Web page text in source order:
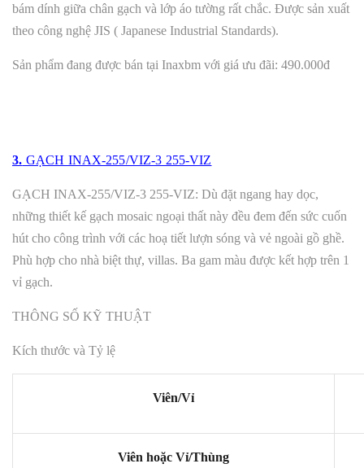
bám dính giữa chân gạch và lớp áo tường rất chắc. Được sản xuất
theo công nghệ JIS ( Japanese Industrial Standards).
Sản phẩm đang được bán tại Inaxbm với giá ưu đãi: 490.000đ
3. GẠCH INAX-255/VIZ-3 255-VIZ
GẠCH INAX-255/VIZ-3 255-VIZ: Dù đặt ngang hay dọc,
những thiết kế gạch mosaic ngoại thất này đều đem đến sức cuốn
hút cho công trình với các hoạ tiết lượn sóng và vẻ ngoài gồ ghề.
Phù hợp cho nhà biệt thự, villas. Ba gam màu được kết hợp trên 1
vỉ gạch.
THÔNG SỐ KỸ THUẬT
Kích thước và Tỷ lệ
Viên/Vỉ
Viên hoặc Vỉ/Thùng